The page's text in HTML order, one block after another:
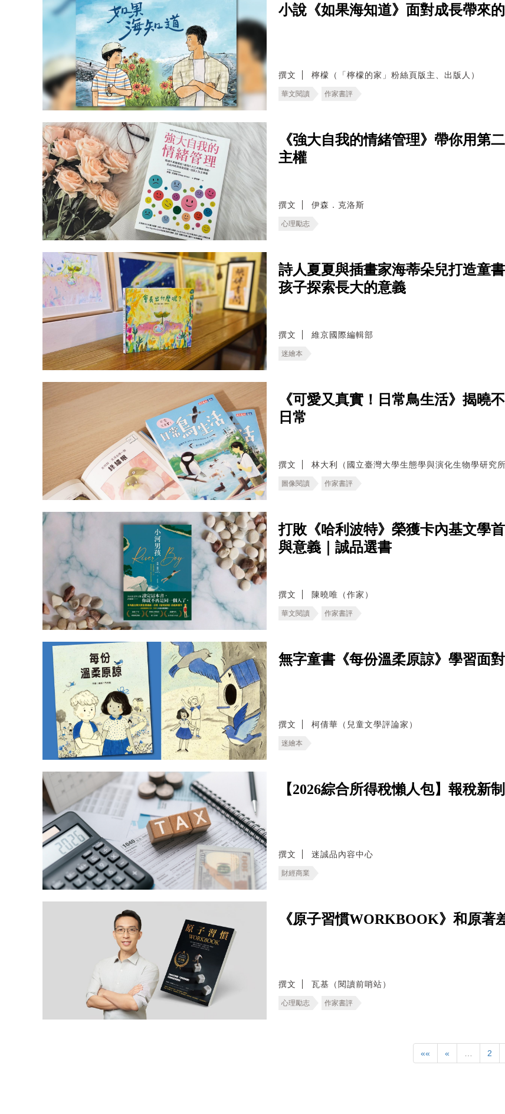
小說《如果海知道》面對成長帶來
撰文 檸檬（「檸檬的家」粉絲頁版主、出版人）
華文閱讀 作家書評
《強大自我的情緒管理》帶你用第
主權
撰文 伊森．克洛斯
心理勵志
詩人夏夏與插畫家海蒂朵兒打造童
孩子探索長大的意義
撰文 維京國際編輯部
迷繪本
《可愛又真實！日常鳥生活》揭曉
日常
撰文 林大利（國立臺灣大學生態學與演化生物學研究所
圖像閱讀 作家書評
打敗《哈利波特》榮獲卡內基文學
與意義｜誠品選書
撰文 陳曉唯（作家）
華文閱讀 作家書評
無字童書《每份溫柔原諒》學習面
撰文 柯倩華（兒童文學評論家）
迷繪本
【2026綜合所得稅懶人包】報稅新
撰文 迷誠品內容中心
財經商業
《原子習慣WORKBOOK》和原著
撰文 瓦基（閱讀前哨站）
心理勵志 作家書評
«« « … 2